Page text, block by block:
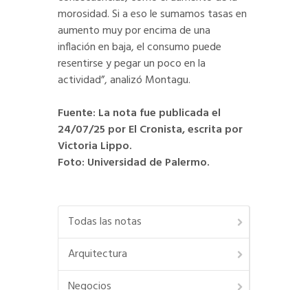
morosidad. Si a eso le sumamos tasas en
aumento muy por encima de una
inflación en baja, el consumo puede
resentirse y pegar un poco en la
actividad”, analizó Montagu.
Fuente: La nota fue publicada el
24/07/25 por El Cronista, escrita por
Victoria Lippo.
Foto: Universidad de Palermo.
Todas las notas
Arquitectura